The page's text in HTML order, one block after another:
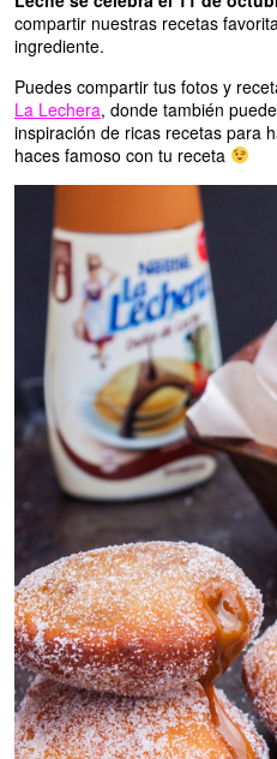
compartir nuestras recetas
ingrediente.
Puedes compartir tus fotos y
La Lechera, donde también
inspiración de ricas recetas para
haces famoso con tu receta